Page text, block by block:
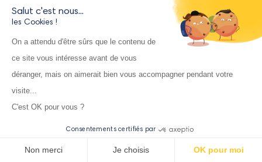
d’investir aux moments moins opportuns. Vos versements
sont programmés pour s’adapter à votre budget, limiter
les risques et épargner sans le ressentir comme un poids.
Alyor peut vous accompagner et piloter votre contrat
dans le cadre d’une gestion sous mandat. Nos conseillers
pourront ainsi vous aider à choisir le profil de risque
accompagnement est d’autant plus important lorsque les
marchés s’envolent ou chutent.
Salut c'est nous...
les Cookies !
On a attendu d'être sûrs que le contenu de
ce site vous intéresse avant de vous
déranger, mais on aimerait bien vous accompagner pendant votre
visite...
C'est OK pour vous ?
Consentements certifiés par
Non merci Je choisis OK pour moi